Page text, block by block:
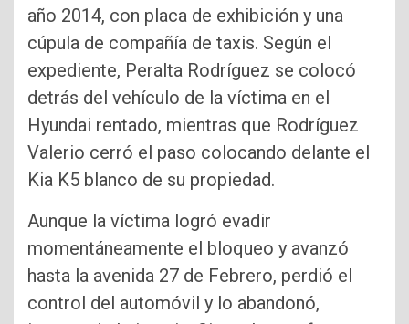
año 2014, con placa de exhibición y una
cúpula de compañía de taxis. Según el
expediente, Peralta Rodríguez se colocó
detrás del vehículo de la víctima en el
Hyundai rentado, mientras que Rodríguez
Valerio cerró el paso colocando delante el
Kia K5 blanco de su propiedad.
Aunque la víctima logró evadir
momentáneamente el bloqueo y avanzó
hasta la avenida 27 de Febrero, perdió el
control del automóvil y lo abandonó,